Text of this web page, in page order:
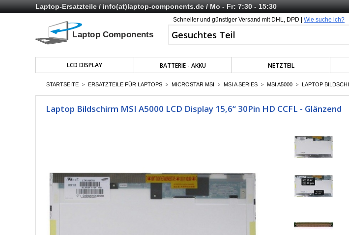
Laptop-Ersatzteile /info(at)laptop-components.de/ Mo - Fr: 7:30 - 15:30
Schneller und günstiger Versand mit DHL, DPD | Wie suche ich?
LCD DISPLAY BATTERIE - AKKU NETZTEIL
STARTSEITE > ERSATZTEILE FÜR LAPTOPS > MICROSTAR MSI > MSI A SERIES > MSI A5000 > LAPTOP
Laptop Bildschirm MSI A5000 LCD Display 15,6“ 30Pin HD CCFL - Glänzend